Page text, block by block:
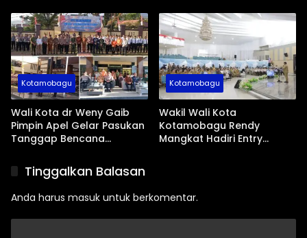
Kotamobagu
Wali Kota dr Weny Gaib
Pimpin Apel Gelar Pasukan
Tanggap Bencana
Kotamobagu
Wakil Wali Kota
Kotamobagu Rendy
Mangkat Hadiri Entry
Tinggalkan Balasan
Anda harus masuk untuk berkomentar.